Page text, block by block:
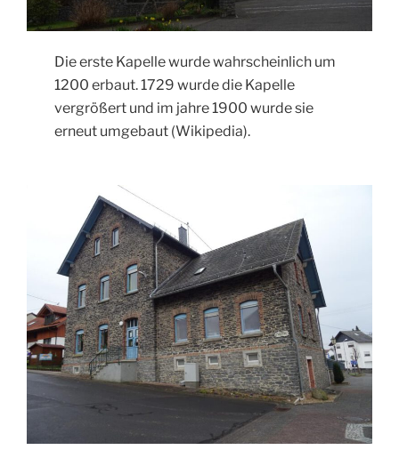
Die erste Kapelle wurde wahrscheinlich um
1200 erbaut. 1729 wurde die Kapelle
vergrößert und im jahre 1900 wurde sie
erneut umgebaut (Wikipedia).